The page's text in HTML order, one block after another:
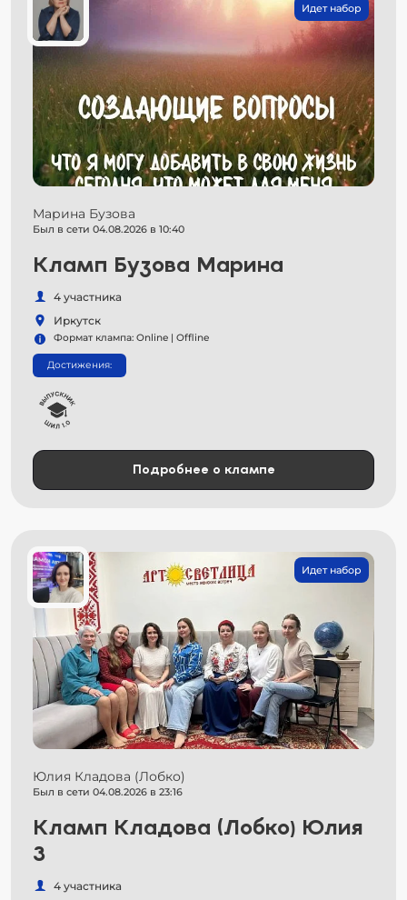
Идет набор
Марина Бузова
Был в сети 04.08.2026 в 10:40
Кламп Бузова Марина
4 участника
Иркутск
Формат клампа: Online | Offline
Достижения:
Подробнее о клампе
Идет набор
Юлия Кладова (Лобко)
Был в сети 04.08.2026 в 23:16
Кламп Кладова (Лобко) Юлия
3
4 участника